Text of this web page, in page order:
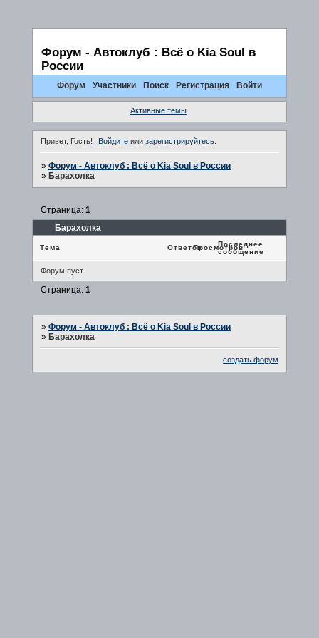
Форум - Автоклуб : Всё о Kia Soul в
России
Форум Участники Поиск Регистрация Войти
Активные темы
Привет, Гость! Войдите илизарегистрируйтесь.
» Форум - Автоклуб : Всё о Kia Soul в России
» Барахолка
Барахолка
Страница: 1
Тема ОтветовПросмотров
Последнее
сообщение
Форум пуст.
Страница: 1
» Форум - Автоклуб : Всё о Kia Soul в России
» Барахолка
создать форум